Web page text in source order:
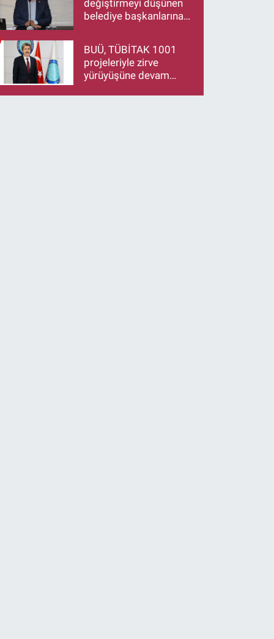
değiştirmeyi düşünen
belediye başkanlarına
makamlarınızı da
bırakın
BUÜ, TÜBİTAK 1001
projeleriyle zirve
yürüyüşüne devam